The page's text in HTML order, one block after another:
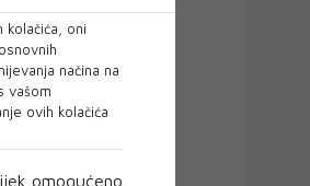
oni
načina na
vašom
ovih kolačića
omogućeno